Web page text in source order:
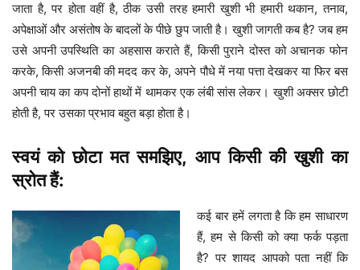
जाता है, पर होता वहीं है, ठीक उसी तरह हमारी खुशी भी हमारी थकान, तनाव,
अपेक्षाओं और असंतोष के बादलों के पीछे छुप जाती है। खुशी जागती कब है? जब हम
उसे अपनी उपस्थिति का अहसास कराते हैं, किसी पुराने दोस्त को अचानक फोन
करके, किसी अजनबी की मदद कर के, अपने पौधे में नया पत्ता देखकर या फिर बस
अपनी चाय का कप दोनों हाथों में थामकर एक लंबी सांस लेकर। खुशी अक्सर छोटी
होती है, पर उसका प्रभाव बहुत बड़ा होता है।
स्वयं को छोटा मत समझिए, आप किसी की खुशी का
स्रोत हैं:
कई बार हमें लगता है कि हम साधारण
हैं, हम से किसी को क्या फर्क पड़ता
है? पर शायद आपको पता नहीं कि